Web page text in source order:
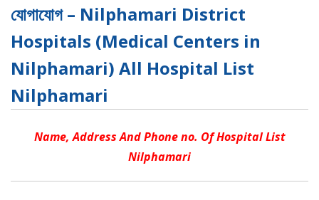
যোগাযোগ – Nilphamari District
Hospitals (Medical Centers in
Nilphamari) All Hospital List
Nilphamari
Name, Address And Phone no. Of Hospital List
Nilphamari